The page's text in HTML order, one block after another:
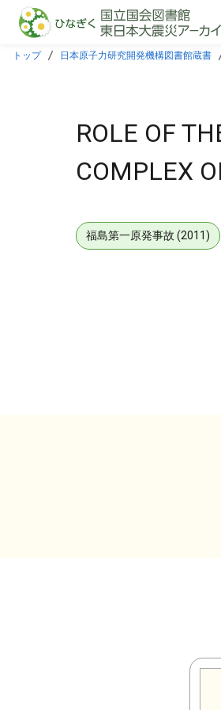
本文に飛ぶ
トップ 日本原子力研究開発機構図書館蔵書
ROLE OF
COMPLEX
福島第一原発事故 (2011)